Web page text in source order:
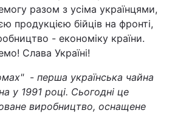
разом з усіма українцями,
продукцією бійців на фронті,
- економіку країни.
Слава Україні!
- перша українська чайна
у 1991 році. Сьогодні це
виробництво, оснащене